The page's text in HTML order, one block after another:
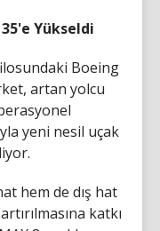
35'e Yükseldi
Boeing
artan yolcu
yeni nesil uçak
hem de dış hat
katkı